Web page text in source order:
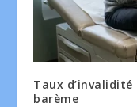
Taux
barème